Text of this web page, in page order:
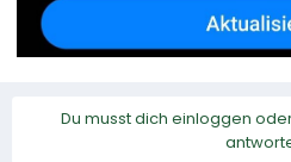
Du musst dich einloggen